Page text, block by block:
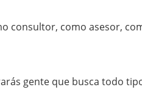
consultor, como asesor,
gente que busca todo